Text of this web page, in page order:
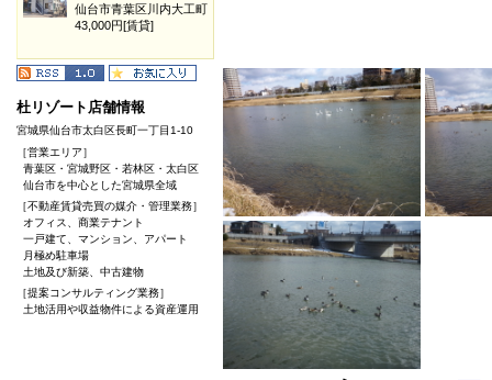
仙台市青葉区川内大工町
43,000円[賃貸]
杜リゾート店舗情報
宮城県仙台市太白区長町一丁目1-10
［営業エリア］
青葉区・宮城野区・若林区・太白区
仙台市を中心とした宮城県全域
［不動産賃貸売買の媒介・管理業務］
オフィス、商業テナント
一戸建て、マンション、アパート
月極め駐車場
土地及び新築、中古建物
［提案コンサルティング業務］
土地活用や収益物件による資産運用